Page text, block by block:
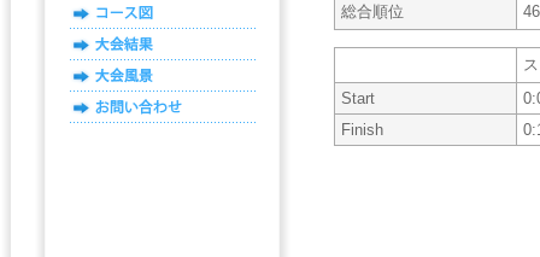
総合順位
Start
Finish